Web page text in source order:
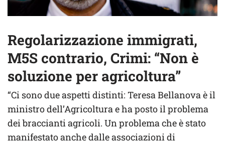
Regolarizzazione immigrati,
M5S contrario, Crimi: “Non è
soluzione per agricoltura”
“Ci sono due aspetti distinti: Teresa Bellanova è il
ministro dell’Agricoltura e ha posto il problema
dei braccianti agricoli. Un problema che è stato
manifestato anche dalle associazioni di